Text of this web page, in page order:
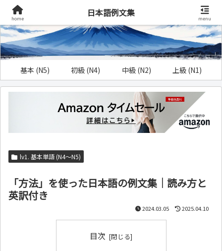
基本 (N5) 初級 (N4) 中級 (N2) 上級 (N1)
lv1. 基本単語 (N4～N5)
「方法」を使った日本語の例文集｜読み方と
英訳付き
2024.03.05 2025.04.10
目次
home
日本語例文集
menu